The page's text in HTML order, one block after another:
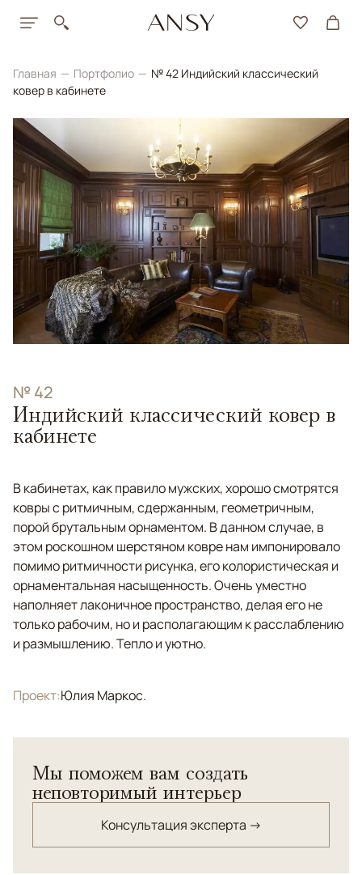
Главная Портфолио
№ 42 Индийский классический
ковер в кабинете
№ 42
Индийский классический ковер в
кабинете
В кабинетах, как правило мужских, хорошо смотрятся
ковры с ритмичным, сдержанным, геометричным,
порой брутальным орнаментом. В данном случае, в
этом роскошном шерстяном ковре нам импонировало
помимо ритмичности рисунка, его колористическая и
орнаментальная насыщенность. Очень уместно
наполняет лаконичное пространство, делая его не
только рабочим, но и располагающим к расслаблению
и размышлению. Тепло и уютно.
Проект:Юлия Маркос.
Мы поможем вам создать
неповторимый интерьер
Консультация эксперта →